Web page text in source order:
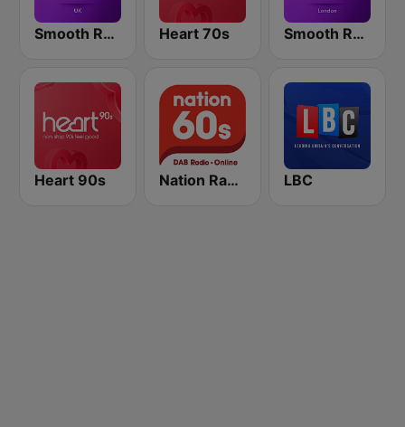
Smooth Radio UK Heart 70s Smooth Radio London
Heart 90s Nation Radio 60s LBC